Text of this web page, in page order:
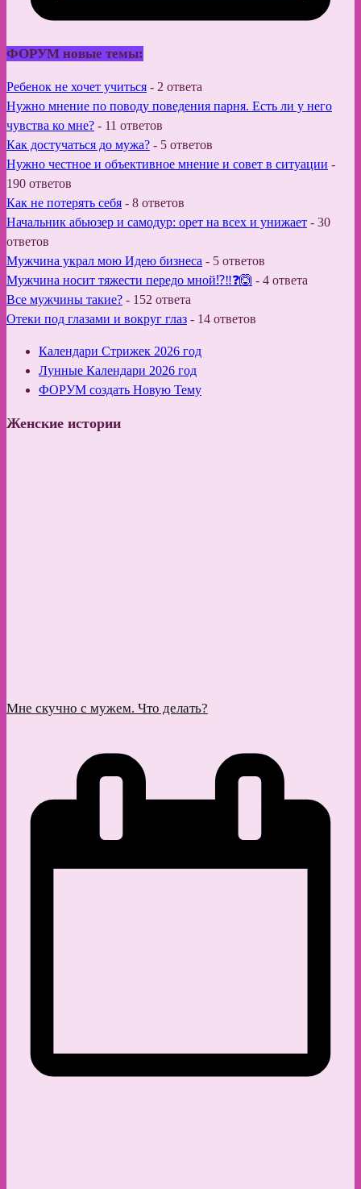
ФОРУМ новые темы:
Ребенок не хочет учиться - 2 ответа
Нужно мнение по поводу поведения парня. Есть ли у него
чувства ко мне? - 11 ответов
Как достучаться до мужа? - 5 ответов
Нужно честное и объективное мнение и совет в ситуации -
190 ответов
Как не потерять себя - 8 ответов
Начальник абьюзер и самодур: орет на всех и унижает - 30
ответов
Мужчина украл мою Идею бизнеса - 5 ответов
Мужчина носит тяжести передо мной⁉️‼️❓🙆 - 4 ответа
Все мужчины такие? - 152 ответа
Отеки под глазами и вокруг глаз - 14 ответов
Календари Стрижек 2026 год
Лунные Календари 2026 год
ФОРУМ создать Новую Тему
Женские истории
Мне скучно с мужем. Что делать?